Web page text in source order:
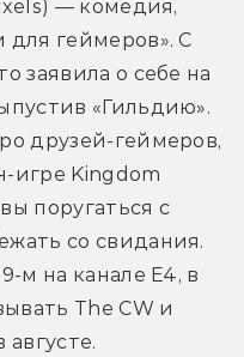
— комедия,
для геймеров». С
заявила о себе на
«Гильдию».
друзей-геймеров,
игре Kingdom
поругаться с
со свидания.
м на канале E4, в
The CW и